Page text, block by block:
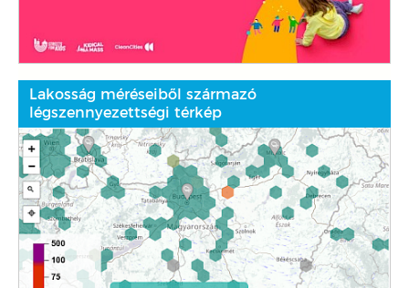
Lakosság méréseiből származó
légszennyezettségi térkép